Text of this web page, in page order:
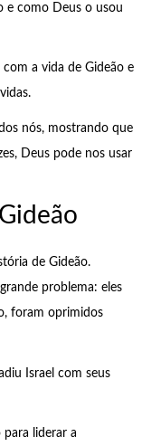
e como Deus o usou
a vida de Gideão e
nós, mostrando que
Deus pode nos usar
de Gideão.
problema: eles
foram oprimidos
Israel com seus
para liderar a